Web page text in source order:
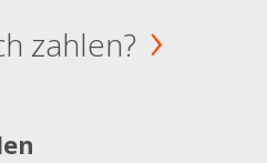
zahlen?